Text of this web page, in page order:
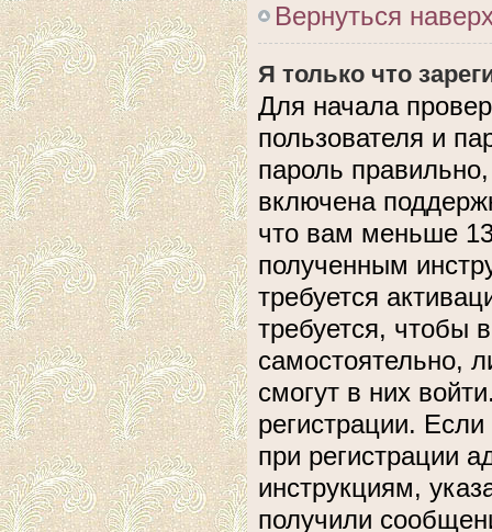
Вернуться
Я только что
Для начала
пользователя и
пароль
включена
что вам меньше
полученным
требуется
требуется, чтобы
самостоятельно,
смогут в них
регистрации.
при регистрации
инструкциям,
получили